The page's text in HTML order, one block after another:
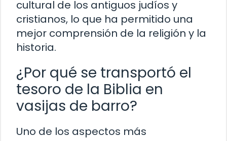
cultural de los antiguos judíos y
cristianos, lo que ha permitido una
mejor comprensión de la religión y la
historia.
¿Por qué se transportó el
tesoro de la Biblia en
vasijas de barro?
Uno de los aspectos más